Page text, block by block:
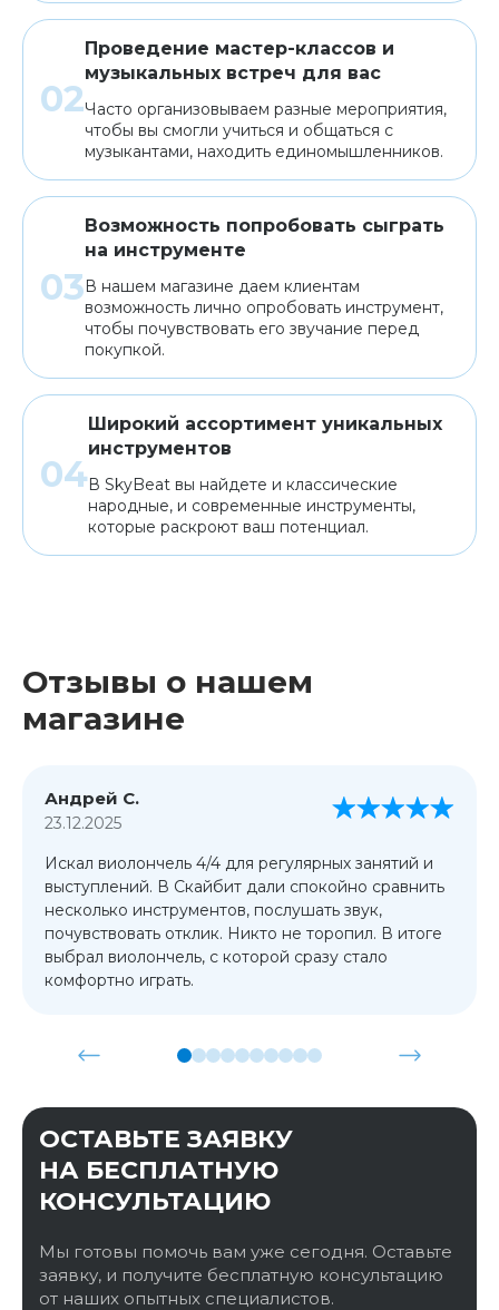
Проведение мастер-классов и
музыкальных встреч для вас
Часто организовываем разные мероприятия,
чтобы вы смогли учиться и общаться с
музыкантами, находить единомышленников.
Возможность попробовать сыграть
на инструменте
В нашем магазине даем клиентам
возможность лично опробовать инструмент,
чтобы почувствовать его звучание перед
покупкой.
Широкий ассортимент уникальных
инструментов
В SkyBeat вы найдете и классические
народные, и современные инструменты,
которые раскроют ваш потенциал.
Отзывы о нашем
магазине
Андрей С.
23.12.2025
Искал виолончель 4/4 для регулярных занятий и
выступлений. В Скайбит дали спокойно сравнить
несколько инструментов, послушать звук,
почувствовать отклик. Никто не торопил. В итоге
выбрал виолончель, с которой сразу стало
комфортно играть.
ОСТАВЬТЕ ЗАЯВКУ
НА БЕСПЛАТНУЮ
КОНСУЛЬТАЦИЮ
Мы готовы помочь вам уже сегодня. Оставьте
заявку, и получите бесплатную консультацию
от наших опытных специалистов.